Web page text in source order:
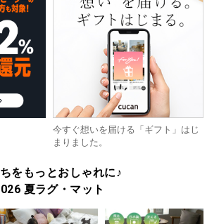
今すぐ想いを届ける「ギフト」はじ
まりました。
をもっとおしゃれに♪
夏ラグ・マット